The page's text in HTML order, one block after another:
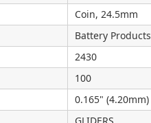
Coin, 24.5mm
Battery Products
2430
100
0.165" (4.20mm)